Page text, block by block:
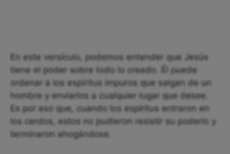
En este versículo, podemos entender que Jesús
tiene el poder sobre todo lo creado. Él puede
ordenar a los espíritus impuros que salgan de un
hombre y enviarlos a cualquier lugar que desee.
Es por eso que, cuando los espíritus entraron en
los cerdos, estos no pudieron resistir su poderío y
terminaron ahogándose.